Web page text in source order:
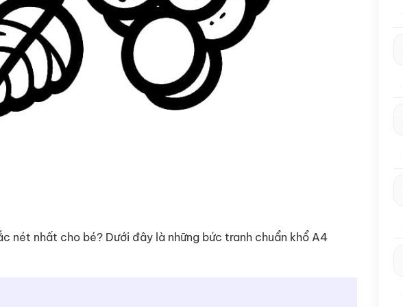
nét nhất cho bé? Dưới đây là những bức tranh chuẩn khổ A4